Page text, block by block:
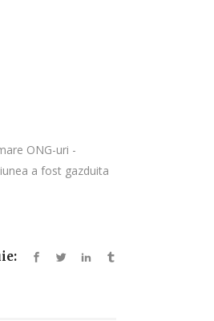
ONG-uri -
a fost gazduita